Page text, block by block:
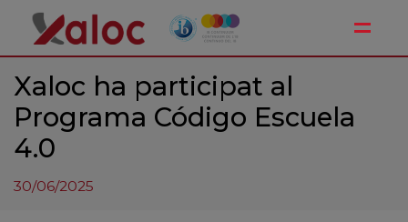
Xaloc ha participat al
Programa Código Escuela
4.0
30/06/2025